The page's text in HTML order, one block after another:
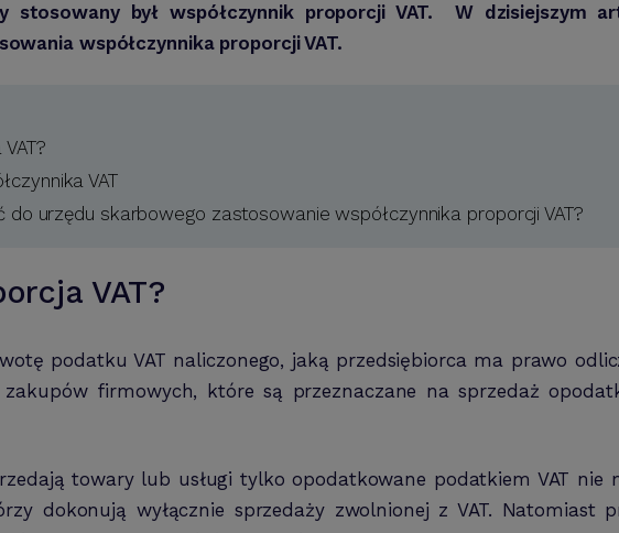
stosowany był współczynnik proporcji VAT. W dzisiejszym
współczynnika proporcji VAT.
VAT
do urzędu skarbowego zastosowanie współczynnika proporcji VAT?
VAT?
podatku VAT naliczonego, jaką przedsiębiorca ma prawo
firmowych, które są przeznaczane na sprzedaż
towary lub usługi tylko opodatkowane podatkiem VAT nie
dokonują wyłącznie sprzedaży zwolnionej z VAT. Natomiast